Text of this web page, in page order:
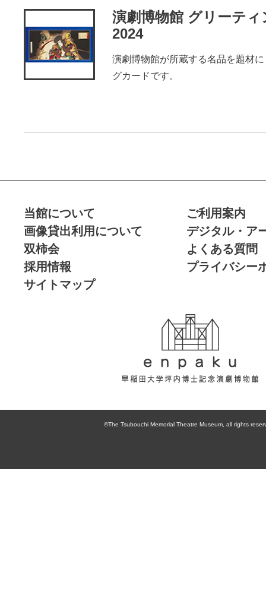
演劇博物館 グリーテ
2024
演劇博物館が所蔵する名品を題材
グカードです。
当館について
ご利用案内
画像貸出利用について
デジタル・ア
双柿会
よくある質問
採用情報
プライバシー
サイトマップ
大学坪内博士記
念演劇博物館
©The Tsubouchi Memorial Theatre Museum, all rights